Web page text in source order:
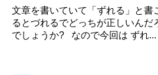
文章を書いていて「ずれる」と書
るとづれるでどっちが正しいんだ
でしょうか? なので今回は ずれ...